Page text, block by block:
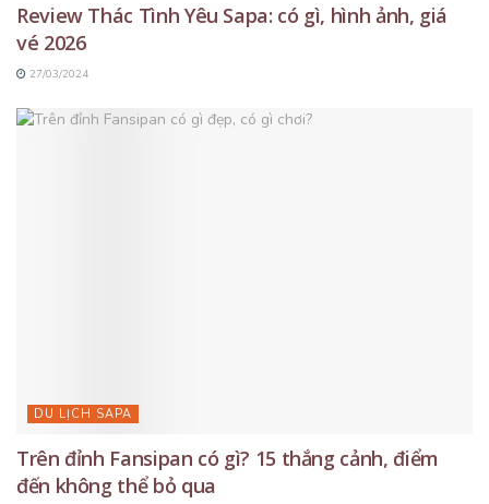
Review Thác Tình Yêu Sapa: có gì, hình ảnh, giá
vé 2026
27/03/2024
DU LỊCH SAPA
Trên đỉnh Fansipan có gì? 15 thắng cảnh, điểm
đến không thể bỏ qua